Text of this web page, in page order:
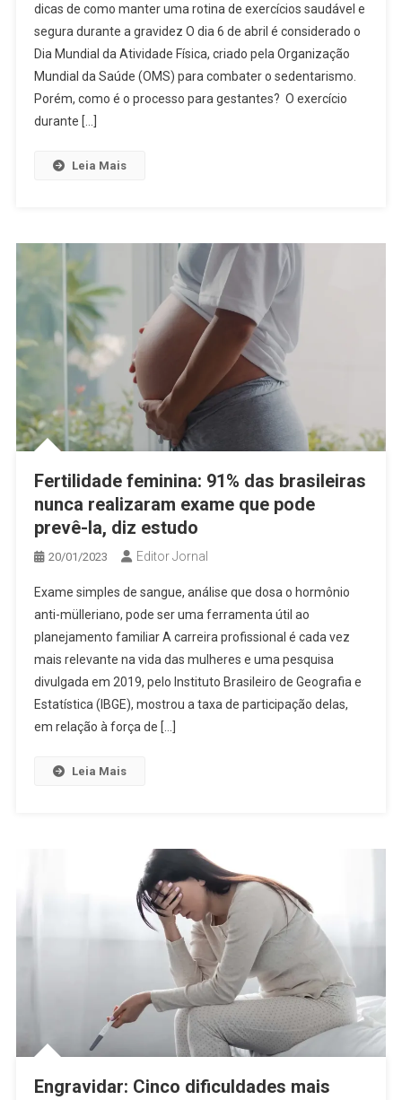
dicas de como manter uma rotina de exercícios saudável e
segura durante a gravidez O dia 6 de abril é considerado o
Dia Mundial da Atividade Física, criado pela Organização
Mundial da Saúde (OMS) para combater o sedentarismo.
Porém, como é o processo para gestantes? O exercício
durante […]
Leia Mais
Fertilidade feminina: 91% das brasileiras
nunca realizaram exame que pode
prevê-la, diz estudo
20/01/2023 Editor Jornal
Exame simples de sangue, análise que dosa o hormônio
anti-mülleriano, pode ser uma ferramenta útil ao
planejamento familiar A carreira profissional é cada vez
mais relevante na vida das mulheres e uma pesquisa
divulgada em 2019, pelo Instituto Brasileiro de Geografia e
Estatística (IBGE), mostrou a taxa de participação delas,
em relação à força de […]
Leia Mais
Engravidar: Cinco dificuldades mais